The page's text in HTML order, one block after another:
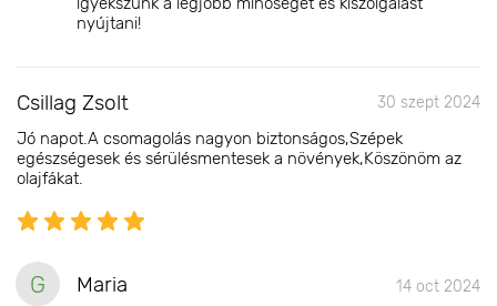
nyújtani!
Csillag Zsolt 30 szept 2024
Jó napot.A csomagolás nagyon biztonságos,Szépek
egészségesek és sérülésmentesek a növények,Köszönöm az
olajfákat.
G Maria 14 oct 2024